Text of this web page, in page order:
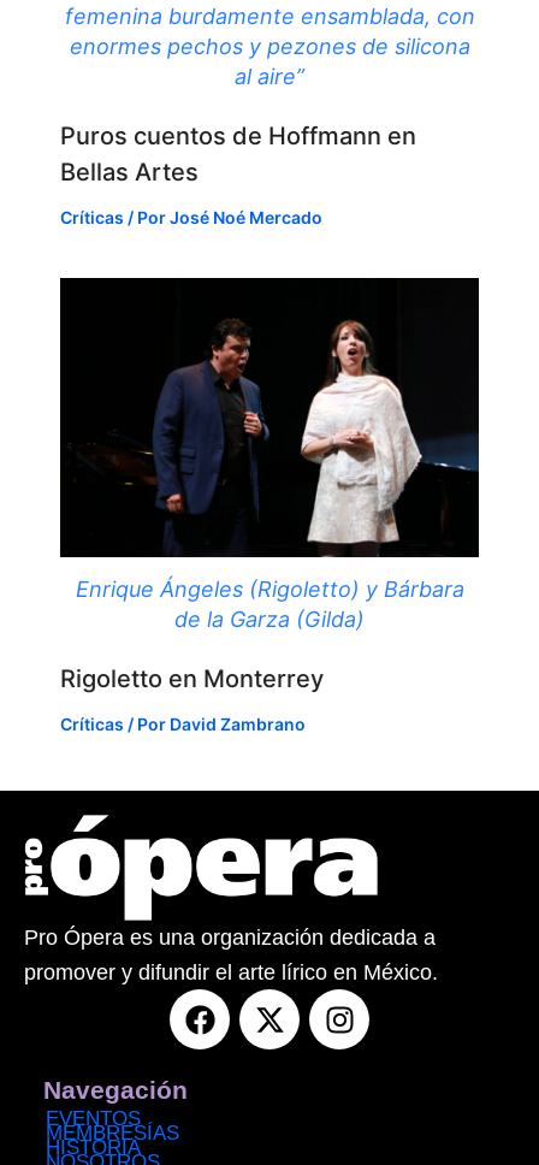
femenina burdamente ensamblada, con
enormes pechos y pezones de silicona
al aire”
Puros cuentos de Hoffmann en
Bellas Artes
Críticas / PorJosé Noé Mercado
Enrique Ángeles (Rigoletto) y Bárbara
de la Garza (Gilda)
Rigoletto en Monterrey
Críticas / Por David Zambrano
Pro Ópera es una organización dedicada a
promover y difundir el arte lírico en México.
F
a
X
-
I
n
Navegación
EVENTOS
MEMBRESÍAS
HISTORIA